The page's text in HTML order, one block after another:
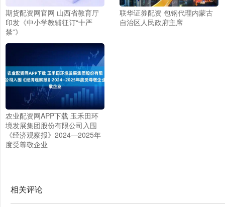
期货配资网官网 山西省教育厅
印发《中小学教辅征订“十严
禁”》
联华证券配资 包钢代理内蒙古
自治区人民政府主席
农业配资网APP下载 玉禾田环
境发展集团股份有限公司入围
《经济观察报》2024—2025年
度受尊敬企业
相关评论